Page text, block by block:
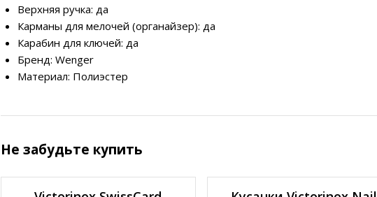
Верхняя ручка: да
Карманы для мелочей (органайзер): да
Карабин для ключей: да
Бренд: Wenger
Материал: Полиэстер
Не забудьте купить